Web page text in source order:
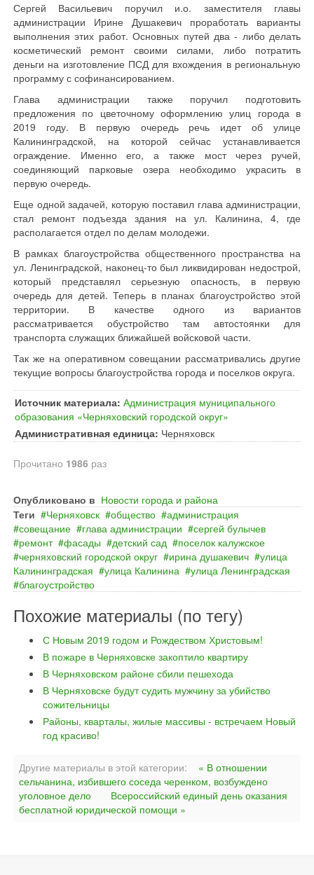
Сергей Васильевич поручил и.о. заместителя главы
администрации Ирине Душакевич проработать варианты
выполнения этих работ. Основных путей два - либо делать
косметический ремонт своими силами, либо потратить
деньги на изготовление ПСД для вхождения в региональную
программу с софинансированием.
Глава администрации также поручил подготовить
предложения по цветочному оформлению улиц города в
2019 году. В первую очередь речь идет об улице
Калининградской, на которой сейчас устанавливается
ограждение. Именно его, а также мост через ручей,
соединяющий парковые озера необходимо украсить в
первую очередь.
Еще одной задачей, которую поставил глава администрации,
стал ремонт подъезда здания на ул. Калинина, 4, где
располагается отдел по делам молодежи.
В рамках благоустройства общественного пространства на
ул. Ленинградской, наконец-то был ликвидирован недострой,
который представлял серьезную опасность, в первую
очередь для детей. Теперь в планах благоустройство этой
территории. В качестве одного из вариантов
рассматривается обустройство там автостоянки для
транспорта служащих ближайшей войсковой части.
Так же на оперативном совещании рассматривались другие
текущие вопросы благоустройства города и поселков округа.
Источник материала: Администрация муниципального
образования «Черняховский городской округ»
Административная единица: Черняховск
Прочитано 1986 раз
Опубликовано в Новости города и района
Теги
Черняховск общество
администрация
совещание
глава администрации
сергей булычев
ремонт
фасады детский сад
поселок калужское
черняховский городской округ
ирина душакевич
улица
Калининградская
улица Калинина
улица Ленинградская
благоустройство
Похожие материалы (по тегу)
С Новым 2019 годом и Рождеством Христовым!
В пожаре в Черняховске закоптило квартиру
В Черняховском районе сбили пешехода
В Черняховске будут судить мужчину за убийство
сожительницы
Районы, кварталы, жилые массивы - встречаем Новый
год красиво!
Другие материалы в этой категории:
« В отношении
сельчанина, избившего соседа черенком, возбуждено
уголовное дело
Всероссийский единый день оказания
бесплатной юридической помощи »